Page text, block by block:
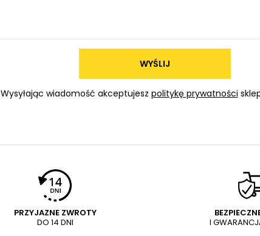
WYŚLIJ
Wysyłając wiadomość akceptujesz politykę prywatności
PRZYJAZNE ZWROTY
DO 14 DNI
I